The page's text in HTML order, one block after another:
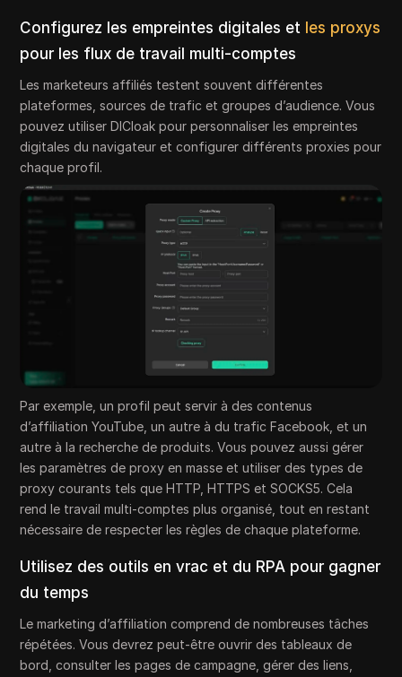
Configurez les empreintes digitales et les proxys
pour les flux de travail multi-comptes
Les marketeurs affiliés testent souvent différentes
plateformes, sources de trafic et groupes d’audience. Vous
pouvez utiliser DICloak pour personnaliser les empreintes
digitales du navigateur et configurer différents proxies pour
chaque profil.
Par exemple, un profil peut servir à des contenus
d’affiliation YouTube, un autre à du trafic Facebook, et un
autre à la recherche de produits. Vous pouvez aussi gérer
les paramètres de proxy en masse et utiliser des types de
proxy courants tels que HTTP, HTTPS et SOCKS5. Cela
rend le travail multi-comptes plus organisé, tout en restant
nécessaire de respecter les règles de chaque plateforme.
Utilisez des outils en vrac et du RPA pour gagner
du temps
Le marketing d’affiliation comprend de nombreuses tâches
répétées. Vous devrez peut-être ouvrir des tableaux de
bord, consulter les pages de campagne, gérer des liens,